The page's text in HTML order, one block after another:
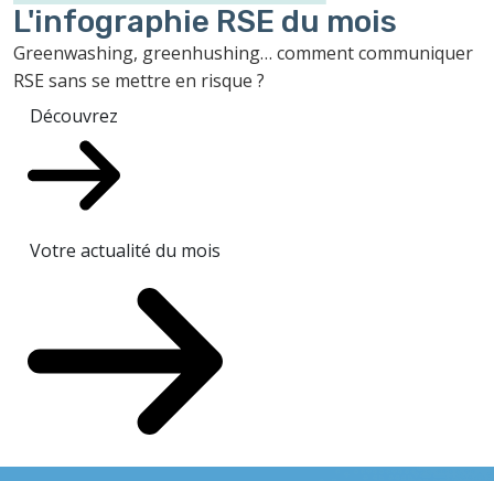
L'infographie RSE du mois
Greenwashing, greenhushing… comment communiquer
RSE sans se mettre en risque ?
Découvrez
Votre actualité du mois